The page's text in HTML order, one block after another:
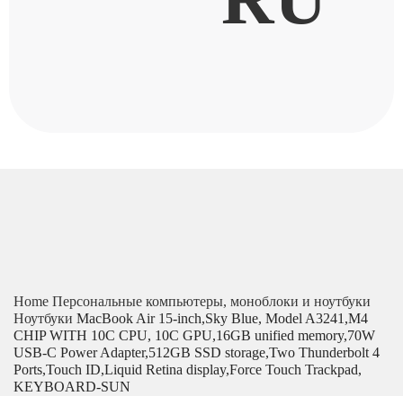
Home Персональные компьютеры, моноблоки и ноутбуки
Ноутбуки MacBook Air 15-inch,Sky Blue, Model A3241,M4
CHIP WITH 10C CPU, 10C GPU,16GB unified memory,70W
USB-C Power Adapter,512GB SSD storage,Two Thunderbolt 4
Ports,Touch ID,Liquid Retina display,Force Touch Trackpad,
KEYBOARD-SUN